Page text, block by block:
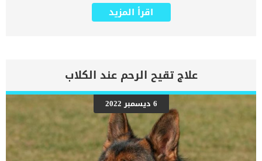
الحى, بما فى ذلك القطط والكلاب. سنطلعك فى هذا المقال على طفيلى
يعرف بأسم “Cryptosporidium” وهو طفيل معوي يتم تناوله عادةً عن طريق
مجموعة من العلامات والاعراض التى سنتعرف عليها فى هذا المقال,
وهى مرتبطة باصابة القطة بهذه الحالة. علامات واعراض داء الابواغ عند
القطط _الحمى _الإسهال _ عدم تحمل الطعام _ الخمول _عدم تحمل
ممارسة الرياضة الاسباب الكامنة خلف العدوى الطفيلية عند القطط _
تناول الطعام أو الماء الملوث _ابتلاع براز الحيوانات _العدوى المعوية. مع
الاسف يمكن أن يؤدي الإسهال الدموي والجفاف إلى الوفاة بسرعة. تشيع
هذه الاصابة بين القطط الصغيرة نظرا لعدم نضج جهازها المناعى. اقرا
ايضا: ما هى عدوى الثدى البكتيرية عند القطط ؟ تشخيص الطبيب البيطرى
لحالة القط سيتم أخذ عينة من البراز لتحديد السبب الكامن […]
اقرأ المزيد
علاج تقيح الرحم عند الكلاب
6 ديسمبر 2022